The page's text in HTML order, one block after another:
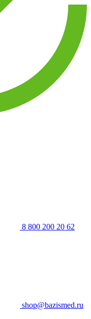
8 800 200 20 62
shop@bazismed.ru